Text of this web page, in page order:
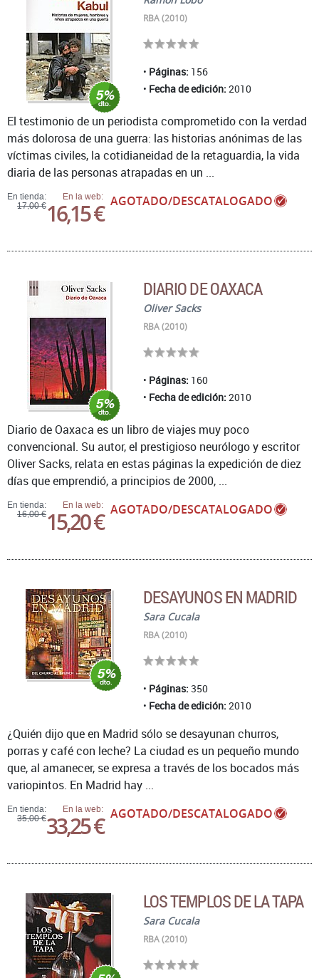
RBA (2010)
Páginas: 156
Fecha de edición: 2010
En tienda:
17,00 €
En la web:
16,15 € AGOTADO/DESCATALOGADO
El testimonio de un periodista comprometido con la verdad
más dolorosa de una guerra: las historias anónimas de las
víctimas civiles, la cotidianeidad de la retaguardia, la vida
diaria de las personas atrapadas en un ...
DIARIO DE OAXACA
Oliver Sacks
RBA (2010)
Páginas: 160
Fecha de edición: 2010
En tienda:
16,00 €
En la web:
15,20 € AGOTADO/DESCATALOGADO
Diario de Oaxaca es un libro de viajes muy poco
convencional. Su autor, el prestigioso neurólogo y escritor
Oliver Sacks, relata en estas páginas la expedición de diez
días que emprendió, a principios de 2000, ...
DESAYUNOS EN MADRID
Sara Cucala
RBA (2010)
Páginas: 350
Fecha de edición: 2010
En tienda:
35,00 €
En la web:
33,25 € AGOTADO/DESCATALOGADO
¿Quién dijo que en Madrid sólo se desayunan churros,
porras y café con leche? La ciudad es un pequeño mundo
que, al amanecer, se expresa a través de los bocados más
variopintos. En Madrid hay ...
LOS TEMPLOS DE LA TAPA
Sara Cucala
RBA (2010)